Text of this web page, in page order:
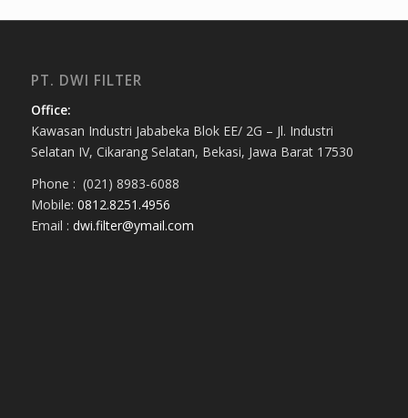
PT. DWI FILTER
Office:
Kawasan Industri Jababeka Blok EE/ 2G – Jl. Industri
Selatan IV, Cikarang Selatan, Bekasi, Jawa Barat 17530
Phone : (021) 8983-6088
Mobile: 0812.8251.4956
Email : dwi.filter@ymail.com